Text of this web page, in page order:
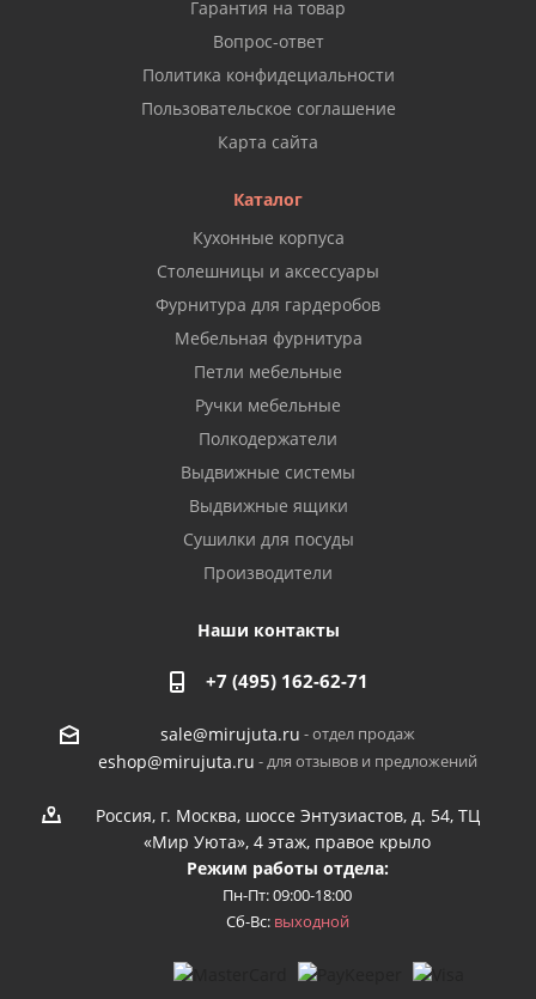
Гарантия на товар
Вопрос-ответ
Политика конфидециальности
Пользовательское соглашение
Карта сайта
Каталог
Кухонные корпуса
Столешницы и аксессуары
Фурнитура для гардеробов
Мебельная фурнитура
Петли мебельные
Ручки мебельные
Полкодержатели
Выдвижные системы
Выдвижные ящики
Сушилки для посуды
Производители
Наши контакты
+7 (495) 162-62-71
sale@mirujuta.ru - отдел продаж
eshop@mirujuta.ru - для отзывов и предложений
Россия, г. Москва, шоссе Энтузиастов, д. 54, ТЦ
«Мир Уюта», 4 этаж, правое крыло
Режим работы отдела:
Пн-Пт: 09:00-18:00
Сб-Вс: выходной